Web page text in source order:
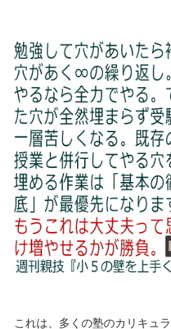
これは、多くの塾のカリキュ